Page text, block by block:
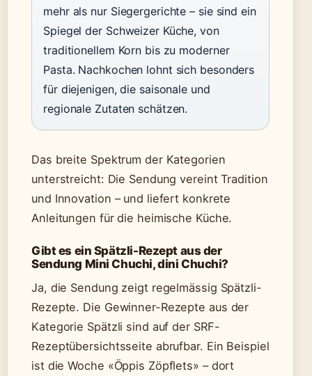
mehr als nur Siegergerichte – sie sind ein
Spiegel der Schweizer Küche, von
traditionellem Korn bis zu moderner
Pasta. Nachkochen lohnt sich besonders
für diejenigen, die saisonale und
regionale Zutaten schätzen.
Das breite Spektrum der Kategorien
unterstreicht: Die Sendung vereint Tradition
und Innovation – und liefert konkrete
Anleitungen für die heimische Küche.
Gibt es ein Spätzli-Rezept aus der
Sendung Mini Chuchi, dini Chuchi?
Ja, die Sendung zeigt regelmässig Spätzli-
Rezepte. Die Gewinner-Rezepte aus der
Kategorie Spätzli sind auf der SRF-
Rezeptübersichtsseite abrufbar. Ein Beispiel
ist die Woche «Öppis Zöpflets» – dort